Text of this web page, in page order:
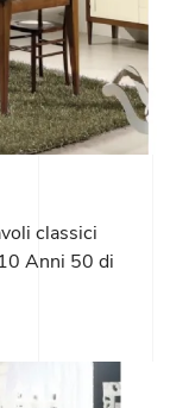
classici
Anni 50 di